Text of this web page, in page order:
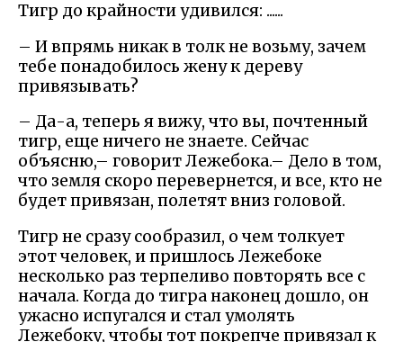
Тигр до крайности удивился: ......
– И впрямь никак в толк не возьму, зачем
тебе понадобилось жену к дереву
привязывать?
– Да-а, теперь я вижу, что вы, почтенный
тигр, еще ничего не знаете. Сейчас
объясню,– говорит Лежебока.– Дело в том,
что земля скоро перевернется, и все, кто не
будет привязан, полетят вниз головой.
Тигр не сразу сообразил, о чем толкует
этот человек, и пришлось Лежебоке
несколько раз терпеливо повторять все с
начала. Когда до тигра наконец дошло, он
ужасно испугался и стал умолять
Лежебоку, чтобы тот покрепче привязал к